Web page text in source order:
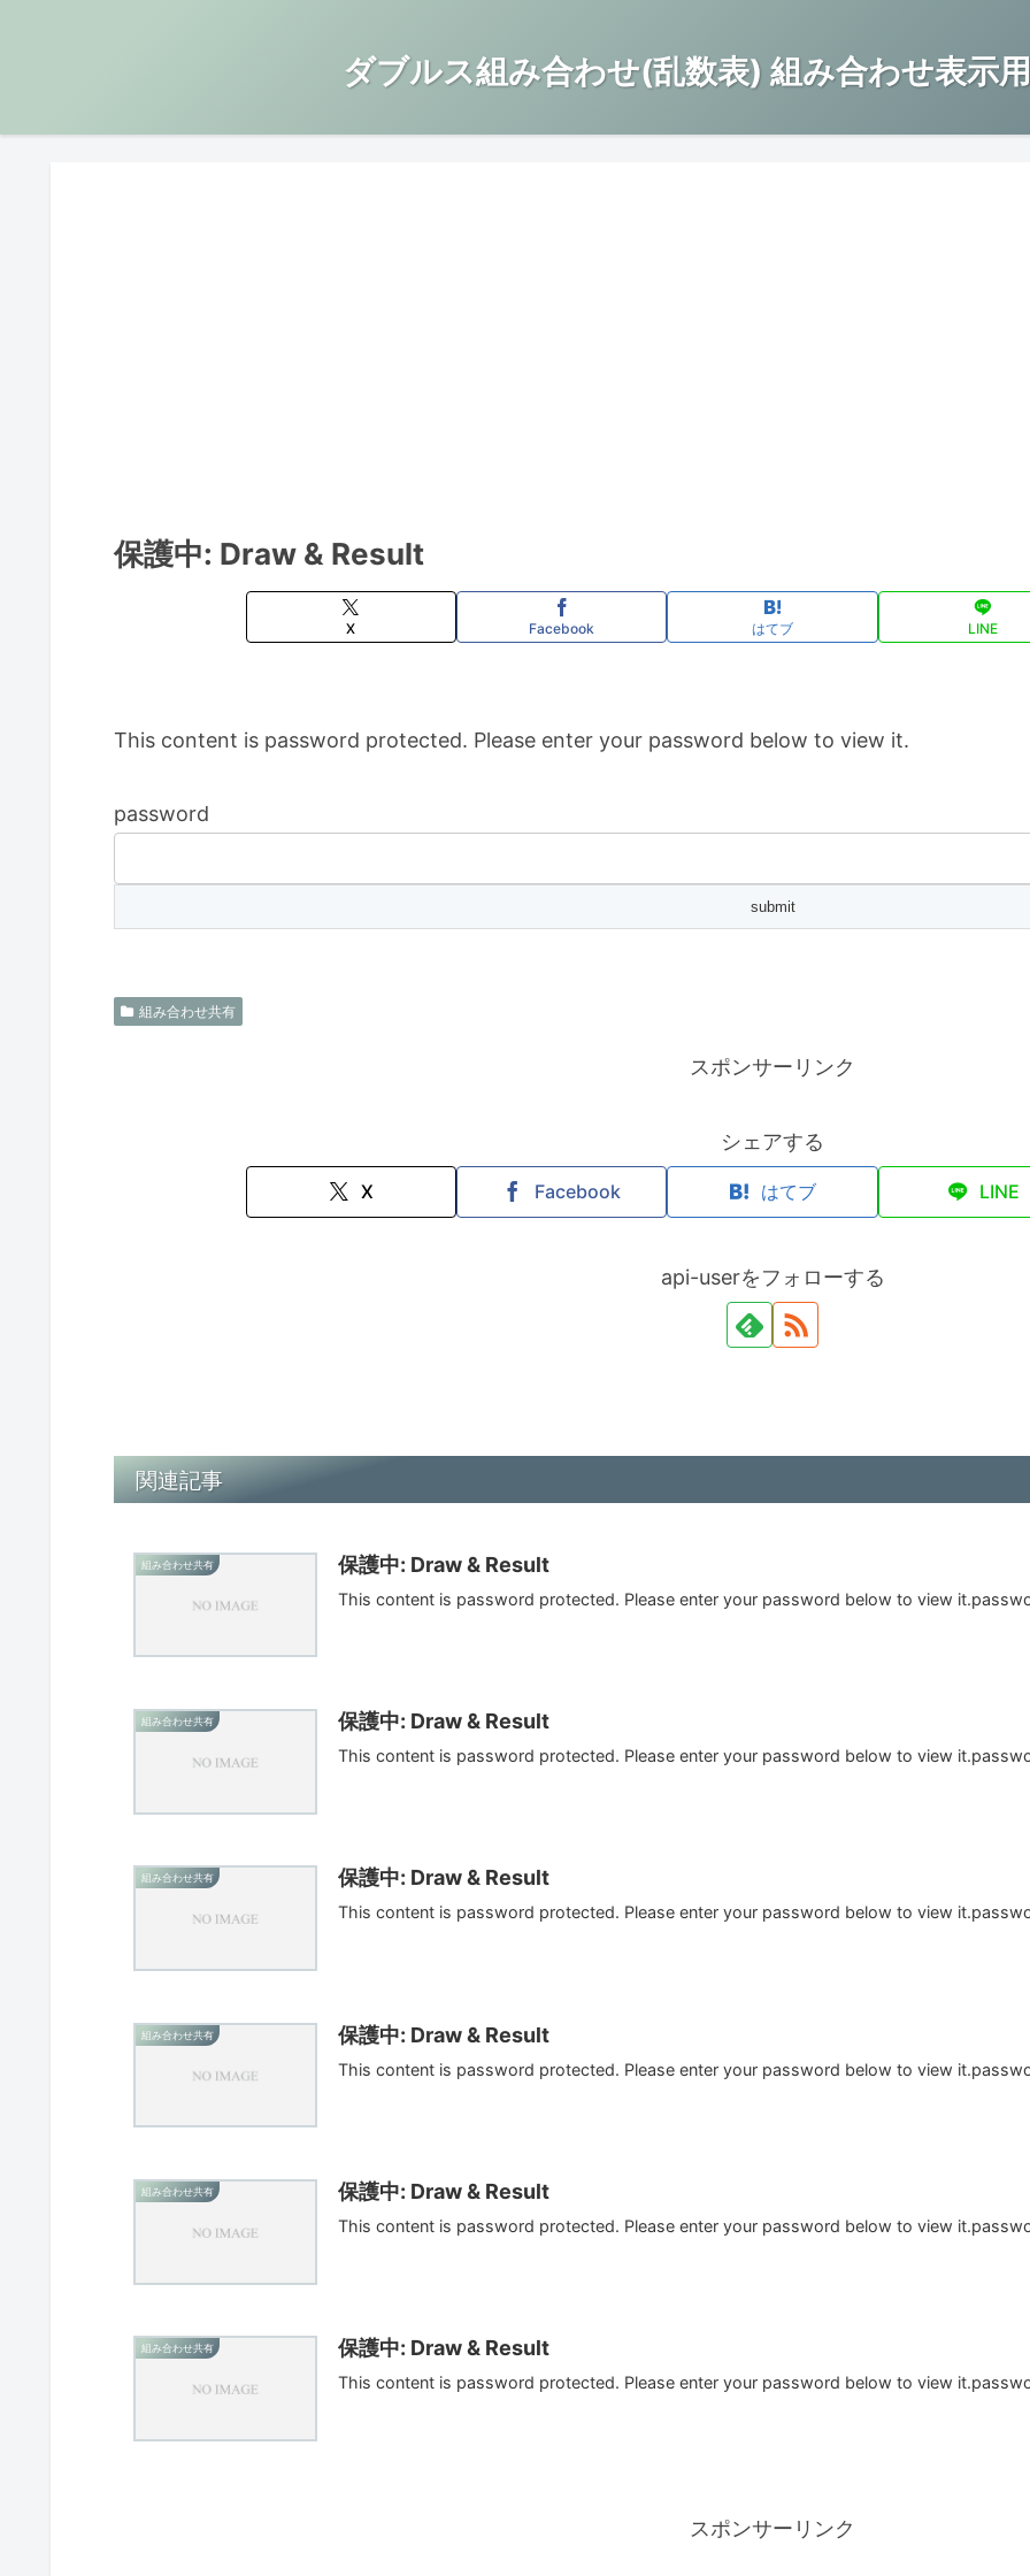
ダブルス組み合わせ(乱数表) 組み合わせ表示
保護中: Draw & Result
X Facebook はてブ LINE
This content is password protected. Please enter your password below to view it.
password
組み合わせ共有
スポンサーリンク
シェアする
X Facebook はてブ LINE
api-userをフォローする
関連記事
組み合わせ共有 保護中: Draw & Result
This content is password protected. Please enter your password below to view
組み合わせ共有 保護中: Draw & Result
This content is password protected. Please enter your password below to view
組み合わせ共有 保護中: Draw & Result
This content is password protected. Please enter your password below to view
組み合わせ共有 保護中: Draw & Result
This content is password protected. Please enter your password below to view
組み合わせ共有 保護中: Draw & Result
This content is password protected. Please enter your password below to view
組み合わせ共有 保護中: Draw & Result
This content is password protected. Please enter your password below to view
スポンサーリンク